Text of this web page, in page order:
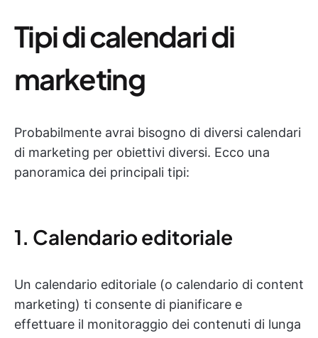
Tipi di calendari di
marketing
Probabilmente avrai bisogno di diversi calendari
di marketing per obiettivi diversi. Ecco una
panoramica dei principali tipi:
1. Calendario editoriale
Un calendario editoriale (o calendario di content
marketing) ti consente di pianificare e
effettuare il monitoraggio dei contenuti di lunga